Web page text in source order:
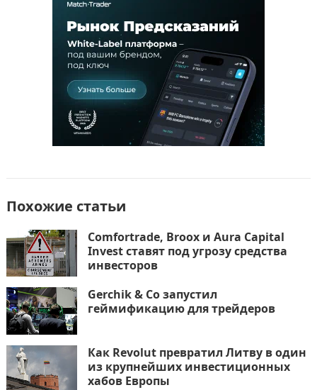
o
n и
т
ь
Похожие статьи
Comfortrade, Broox и Aura Capital
Invest ставят под угрозу средства
инвесторов
Gerchik & Co запустил
геймификацию для трейдеров
Как Revolut превратил Литву в один
из крупнейших инвестиционных
хабов Европы